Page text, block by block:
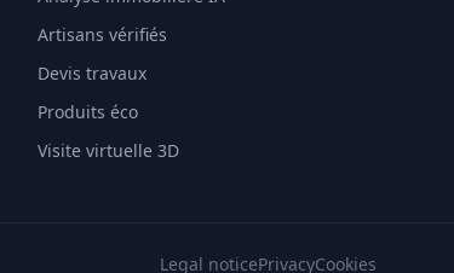
Artisans vérifiés
Devis travaux
Produits éco
Visite virtuelle 3D
Legal noticePrivacyCookies